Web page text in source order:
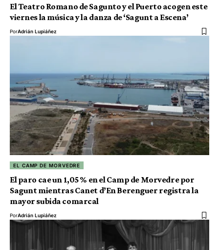
El Teatro Romano de Sagunto y el Puerto acogen este
viernes la música y la danza de ‘Sagunt a Escena’
PorAdrián Lupiáñez
EL CAMP DE MORVEDRE
El paro cae un 1,05 % en el Camp de Morvedre por
Sagunt mientras Canet d’En Berenguer registra la
mayor subida comarcal
PorAdrián Lupiáñez